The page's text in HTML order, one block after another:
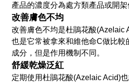
產品的濃度分為處方類產品或開架
改善膚色不均
改善膚色不均是杜鵑花酸(Azelaic
也是它常被拿來和維他命C做比較
成分，但是作用機制不同。
舒緩乾燥泛紅
定期使用杜鵑花酸(Azelaic Acid)